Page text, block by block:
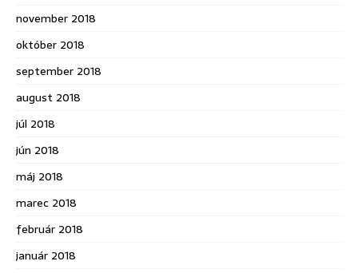
november 2018
október 2018
september 2018
august 2018
júl 2018
jún 2018
máj 2018
marec 2018
február 2018
január 2018